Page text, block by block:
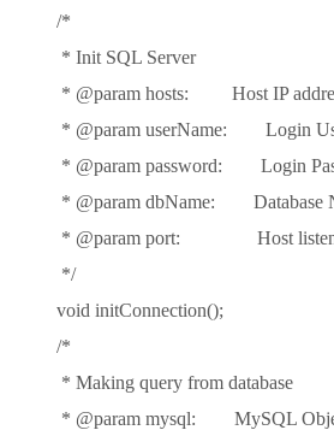
/*
* Init SQL Server
* @param hosts: Host IP
* @param userName: Login
* @param password: Login
* @param dbName: Database
* @param port: Host listen
*/
void initConnection();
/*
* Making query from database
* @param mysql: MySQL